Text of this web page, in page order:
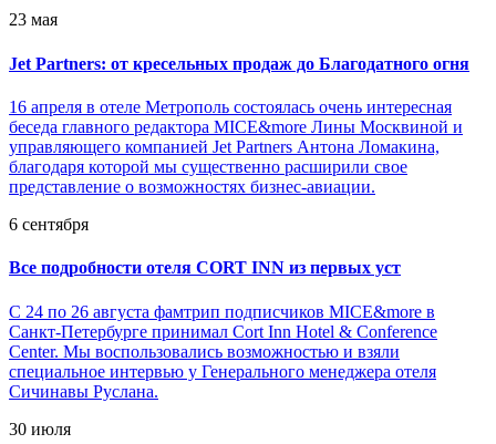
23 мая
Jet Partners: от кресельных продаж до Благодатного огня
16 апреля в отеле Метрополь состоялась очень интересная
беседа главного редактора MICE&more Лины Москвиной и
управляющего компанией Jet Partners Антона Ломакина,
благодаря которой мы существенно расширили свое
представление о возможностях бизнес-авиации.
6 сентября
Все подробности отеля CORT INN из первых уст
С 24 по 26 августа фамтрип подписчиков MICE&more в
Санкт-Петербурге принимал Cort Inn Hotel & Conference
Center. Мы воспользовались возможностью и взяли
специальное интервью у Генерального менеджера отеля
Сичинавы Руслана.
30 июля